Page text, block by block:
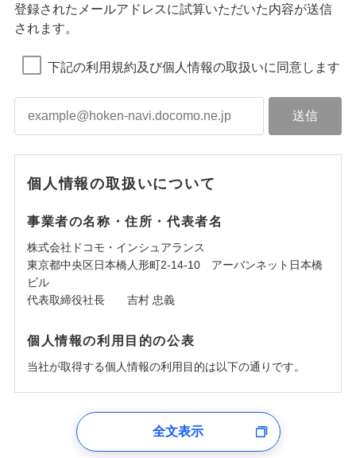
登録されたメールアドレスに試算いただいた内容が送信
されます。
下記の利用規約及び個人情報の取扱いに同意します
個人情報の取扱いについて
事業者の名称・住所・代表者名
株式会社ドコモ・インシュアランス
東京都中央区日本橋人形町2-14-10 アーバンネット日本橋
ビル
代表取締役社長 吉村 忠義
個人情報の利用目的の公表
当社が取得する個人情報の利用目的は以下の通りです。
ユーザー登録受付および、管理のため
全文表示